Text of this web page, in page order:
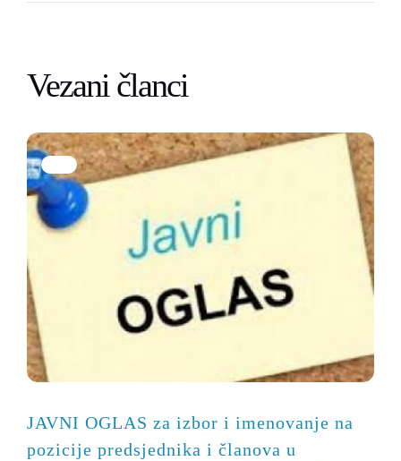
Vezani članci
JAVNI OGLAS za izbor i imenovanje na
pozicije predsjednika i članova u